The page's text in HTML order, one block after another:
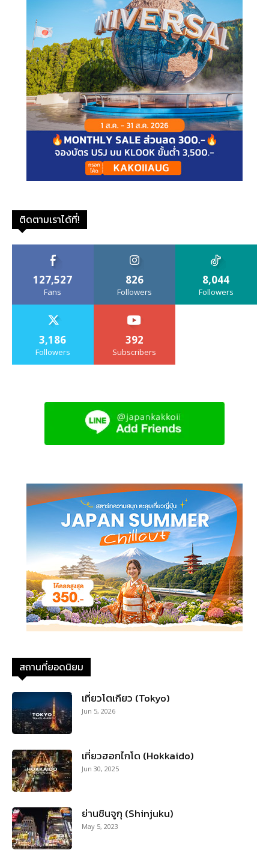
ติดตามเราได้ที่!
127,527
Fans
826
Followers
8,044
Followers
3,186
Followers
392
Subscribers
สถานที่ยอดนิยม
เที่ยวโตเกียว (Tokyo)
Jun 5, 2026
เที่ยวฮอกไกโด (Hokkaido)
Jun 30, 2025
ย่านชินจูกุ (Shinjuku)
May 5, 2023